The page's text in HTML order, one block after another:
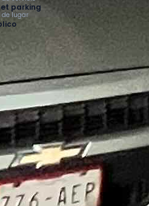
parking
de lugar